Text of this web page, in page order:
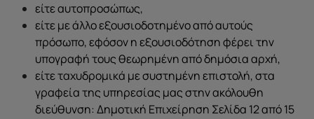
είτε αυτοπροσώπως,
είτε με άλλο εξουσιοδοτημένο από αυτούς
πρόσωπο, εφόσον η εξουσιοδότηση φέρει την
υπογραφή τους θεωρημένη από δημόσια αρχή,
είτε ταχυδρομικά με συστημένη επιστολή, στα
γραφεία της υπηρεσίας μας στην ακόλουθη
διεύθυνση: Δημοτική Επιχείρηση Σελίδα 12 από 15